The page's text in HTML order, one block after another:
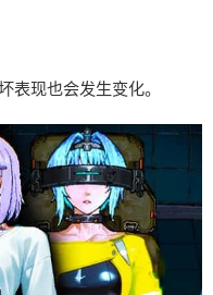
表现也会发生变化。